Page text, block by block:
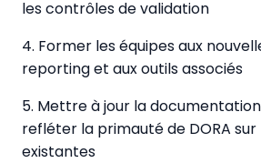
les contrôles de validation
4. Former les équipes aux
reporting et aux outils associés
5. Mettre à jour la
refléter la primauté de DORA
existantes